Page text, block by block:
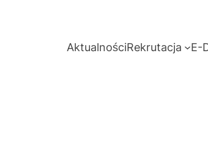
AktualnościRekrutacja E-